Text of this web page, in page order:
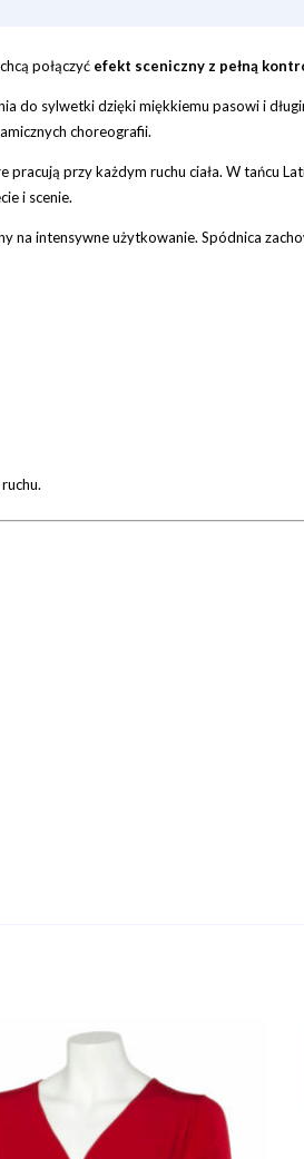
połączyć efekt sceniczny z pełną
do sylwetki dzięki miękkiemu pasowi i
choreografii.
pracują przy każdym ruchu ciała. W tańcu
i scenie.
intensywne użytkowanie. Spódnica